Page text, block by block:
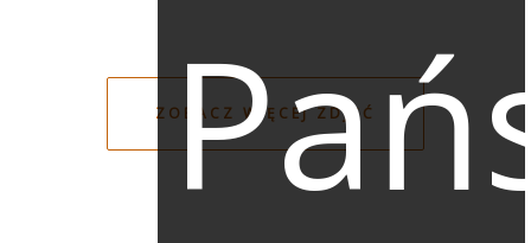
ZOBACZ WIĘCEJ ZDJĘĆ